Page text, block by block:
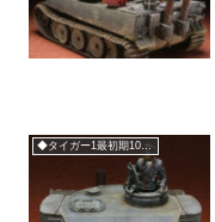
◆タイガー1最初期100号車